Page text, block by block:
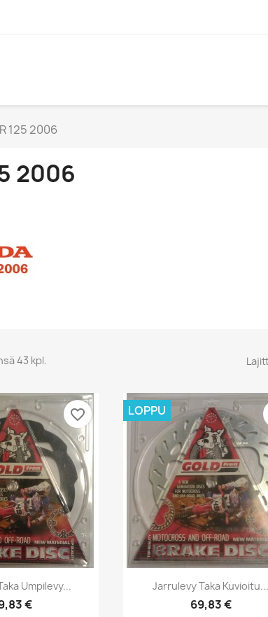
125 2006
2006
43 kpl.
Umpilevy...
€
favorite_border
Pikakatselu
Jarrulevy Taka Kuvioitu...
69,83 €
LOPPU